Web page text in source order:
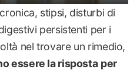
stipsi, disturbi di
persistenti per i
nel trovare un rimedio,
essere la risposta per